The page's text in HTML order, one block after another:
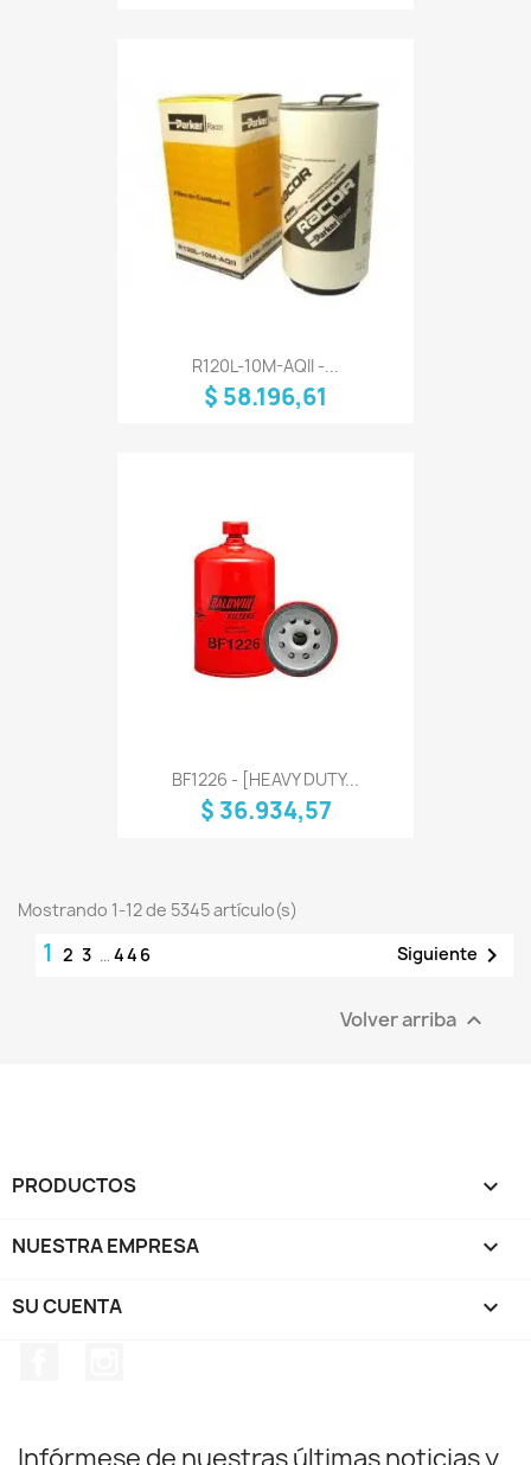
R120L-10M-AQII -...
$ 58.196,61
BF1226 - [HEAVY DUTY...
$ 36.934,57
Mostrando 1-12 de 5345 artículo(s)
1 2 3 … 446 Siguiente 
Volver arriba 
PRODUCTOS 
NUESTRA EMPRESA 
SU CUENTA 